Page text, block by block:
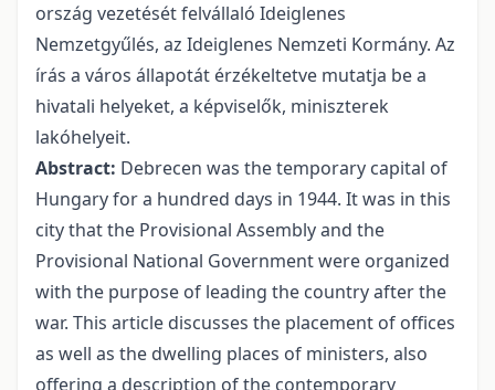
ország vezetését felvállaló Ideiglenes
Nemzetgyűlés, az Ideiglenes Nemzeti Kormány. Az
írás a város állapotát érzékeltetve mutatja be a
hivatali helyeket, a képviselők, miniszterek
lakóhelyeit.
Abstract: Debrecen was the temporary capital of
Hungary for a hundred days in 1944. It was in this
city that the Provisional Assembly and the
Provisional National Government were organized
with the purpose of leading the country after the
war. This article discusses the placement of offices
as well as the dwelling places of ministers, also
offering a description of the contemporary